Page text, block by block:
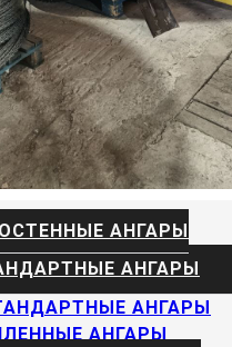
АНГАРЫ
АНГАРЫ
АНГАРЫ
АНГАРЫ